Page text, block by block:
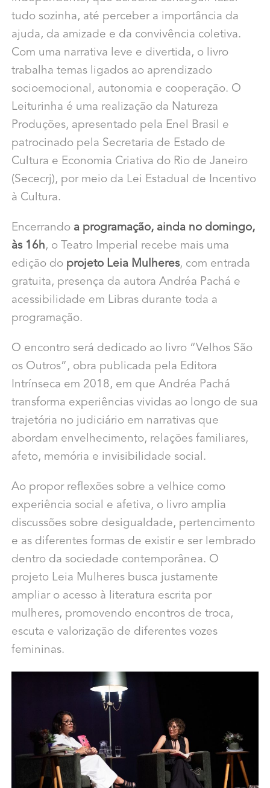
tudo sozinha, até perceber a importância da
ajuda, da amizade e da convivência coletiva.
Com uma narrativa leve e divertida, o livro
trabalha temas ligados ao aprendizado
socioemocional, autonomia e cooperação. O
Leiturinha é uma realização da Natureza
Produções, apresentado pela Enel Brasil e
patrocinado pela Secretaria de Estado de
Cultura e Economia Criativa do Rio de Janeiro
(Sececrj), por meio da Lei Estadual de Incentivo
à Cultura.
Encerrando a programação, ainda no domingo,
às 16h, o Teatro Imperial recebe mais uma
edição do projeto Leia Mulheres, com entrada
gratuita, presença da autora Andréa Pachá e
acessibilidade em Libras durante toda a
programação.
O encontro será dedicado ao livro “Velhos São
os Outros”, obra publicada pela Editora
Intrínseca em 2018, em que Andréa Pachá
transforma experiências vividas ao longo de sua
trajetória no judiciário em narrativas que
abordam envelhecimento, relações familiares,
afeto, memória e invisibilidade social.
Ao propor reflexões sobre a velhice como
experiência social e afetiva, o livro amplia
discussões sobre desigualdade, pertencimento
e as diferentes formas de existir e ser lembrado
dentro da sociedade contemporânea. O
projeto Leia Mulheres busca justamente
ampliar o acesso à literatura escrita por
mulheres, promovendo encontros de troca,
escuta e valorização de diferentes vozes
femininas.